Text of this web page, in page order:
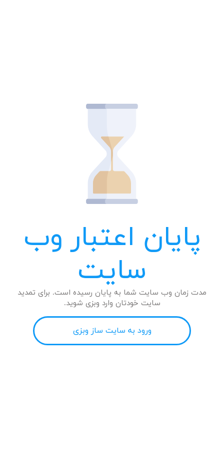
پایان اعتبار وب
سایت
مدت زمان وب سایت شما به پایان رسیده است. برای تمدید
سایت خودتان وارد وبزی شوید.
ورود به سایت ساز وبزی